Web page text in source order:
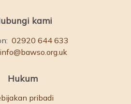
kami
02920 644 633
info@bawso.org.uk
Hukum
pribadi